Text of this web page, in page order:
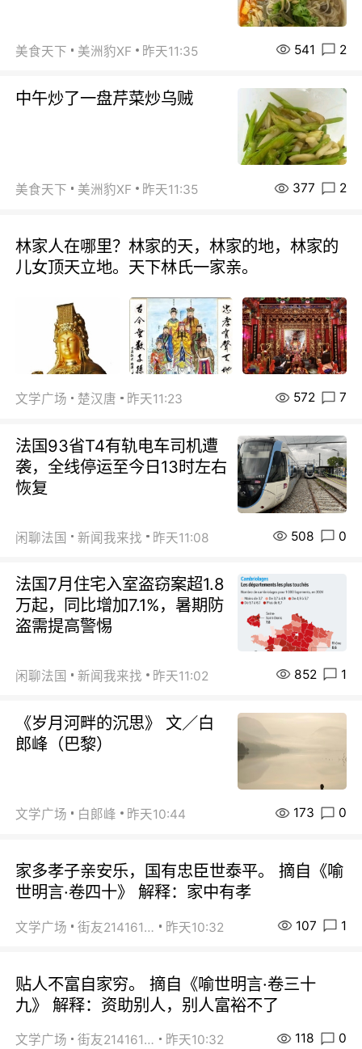
美食天下 美洲豹XF 昨天11:35 541 2
中午炒了一盘芹菜炒乌贼
美食天下 美洲豹XF 昨天11:35 377 2
林家人在哪里？林家的天，林家的地，林家的
儿女顶天立地。天下林氏一家亲。
文学广场 楚汉唐 昨天11:23 572 7
法国93省T4有轨电车司机遭
袭，全线停运至今日13时左右
恢复
闲聊法国 新闻我来找 昨天11:08 508 0
法国7月住宅入室盗窃案超1.8
万起，同比增加7.1%，暑期防
盗需提高警惕
闲聊法国 新闻我来找 昨天11:02 852 1
《岁月河畔的沉思》 文／白
郎峰（巴黎）
文学广场 白郞峰 昨天10:44 173 0
家多孝子亲安乐，国有忠臣世泰平。 摘自《喻
世明言·卷四十》 解释：家中有孝
文学广场 街友21416156 昨天10:32 107 1
贴人不富自家穷。 摘自《喻世明言·卷三十
九》 解释：资助别人，别人富裕不了
文学广场 街友21416156 昨天10:32 118 0